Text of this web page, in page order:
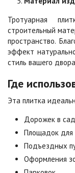
Сахара
Цена по
Серо-
Цена по
Стоун
Цена по
Тротуарная
строительный
пространство.
эффект
стиль вашего
Где
Эта плитка
Дорожек в
Площадок для
Подъездных
Оформления